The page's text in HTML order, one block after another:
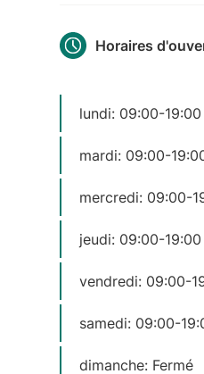
Horaires
lundi: 09:00-19:00
mardi: 09:00-
mercredi: 09:00-
jeudi: 09:00-19:00
vendredi: 09:00-
samedi: 09:00-
dimanche: Fermé